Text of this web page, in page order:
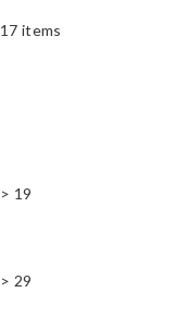
17 items
> 19
> 29